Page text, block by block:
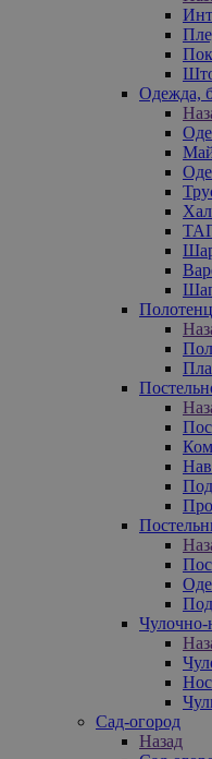
Одежда,
Чулочно-
Сад-огород
Назад